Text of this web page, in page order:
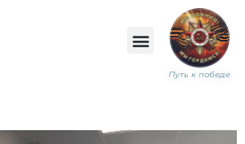
Путь к победе